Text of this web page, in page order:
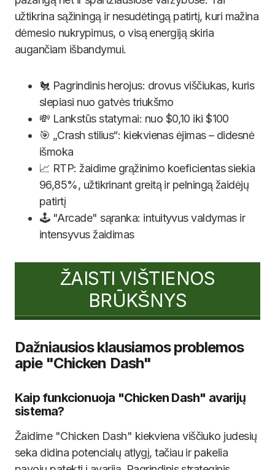
užtikrina sąžiningą ir nesudėtingą patirtį, kuri mažina
dėmesio nukrypimus, o visą energiją skiria
augančiam išbandymui.
🐔 Pagrindinis herojus: drovus viščiukas, kuris
slepiasi nuo gatvės triukšmo
💸 Lankstūs statymai: nuo $0,10 iki $100
🎯 „Crash stilius“: kiekvienas ėjimas – didesnė
išmoka
📈 RTP: žaidime grąžinimo koeficientas siekia
96,85%, užtikrinant greitą ir pelningą žaidėjų
patirtį
🕹️ "Arcade" sąranka: intuityvus valdymas ir
intensyvus žaidimas
ŽAISTI VIŠTIENOS
BRŪKŠNYS
Dažniausios klausiamos problemos
apie "Chicken Dash"
Kaip funkcionuoja "Chicken Dash" avarijų
sistema?
Žaidime "Chicken Dash" kiekviena viščiuko judesių
seka didina potencialų atlygį, tačiau ir pakelia